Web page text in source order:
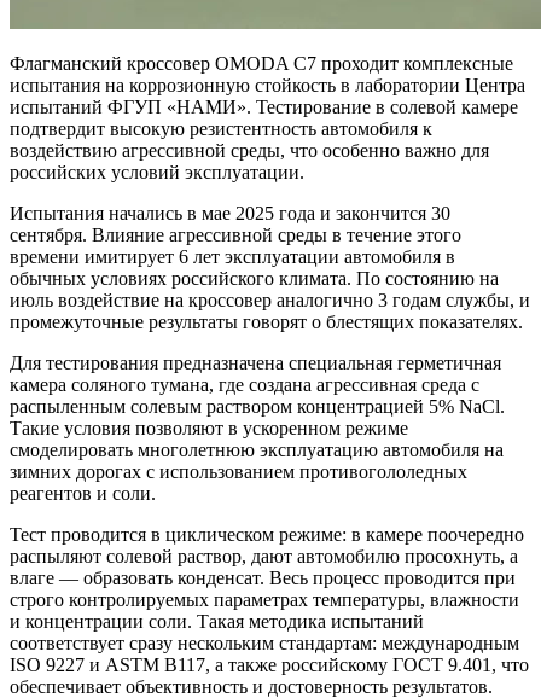
Флагманский кроссовер OMODA C7 проходит комплексные
испытания на коррозионную стойкость в лаборатории Центра
испытаний ФГУП «НАМИ». Тестирование в солевой камере
подтвердит высокую резистентность автомобиля к
воздействию агрессивной среды, что особенно важно для
российских условий эксплуатации.
Испытания начались в мае 2025 года и закончится 30
сентября. Влияние агрессивной среды в течение этого
времени имитирует 6 лет эксплуатации автомобиля в
обычных условиях российского климата. По состоянию на
июль воздействие на кроссовер аналогично 3 годам службы, и
промежуточные результаты говорят о блестящих показателях.
Для тестирования предназначена специальная герметичная
камера соляного тумана, где создана агрессивная среда с
распыленным солевым раствором концентрацией 5% NaCl.
Такие условия позволяют в ускоренном режиме
смоделировать многолетнюю эксплуатацию автомобиля на
зимних дорогах с использованием противогололедных
реагентов и соли.
Тест проводится в циклическом режиме: в камере поочередно
распыляют солевой раствор, дают автомобилю просохнуть, а
влаге — образовать конденсат. Весь процесс проводится при
строго контролируемых параметрах температуры, влажности
и концентрации соли. Такая методика испытаний
соответствует сразу нескольким стандартам: международным
ISO 9227 и ASTM B117, а также российскому ГОСТ 9.401, что
обеспечивает объективность и достоверность результатов.